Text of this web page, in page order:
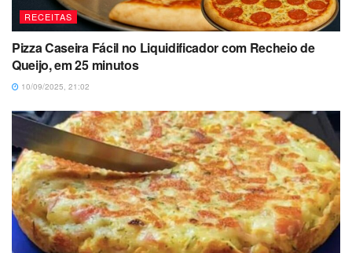
RECEITAS
Pizza Caseira Fácil no Liquidificador com Recheio de
Queijo, em 25 minutos
10/09/2025, 21:02